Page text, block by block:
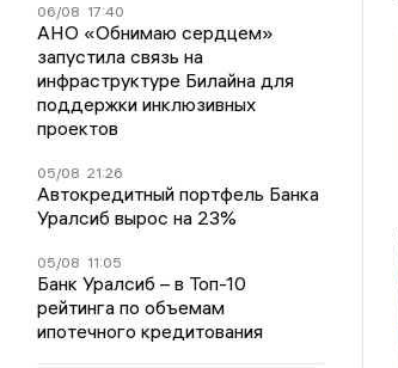
06/08 17:40
АНО «Обнимаю сердцем»
запустила связь на
инфраструктуре Билайна для
поддержки инклюзивных
проектов
05/08 21:26
Автокредитный портфель Банка
Уралсиб вырос на 23%
05/08 11:05
Банк Уралсиб – в Топ-10
рейтинга по объемам
ипотечного кредитования